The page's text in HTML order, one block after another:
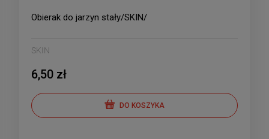
Obierak do jarzyn stały/SKIN/
SKIN
6,50 zł
DO KOSZYKA